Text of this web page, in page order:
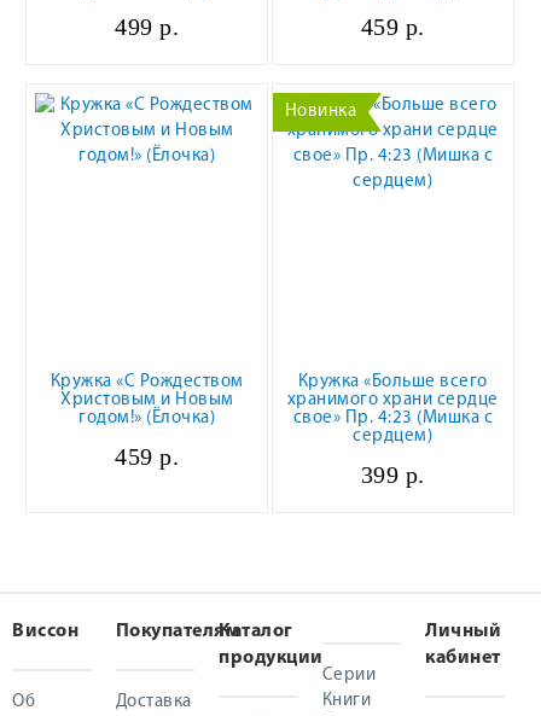
499 р. 459 р.
Кружка «С Рождеством
Христовым и Новым
годом!» (Ёлочка)
459 р.
Новинка
Кружка «Больше всего
хранимого храни сердце
свое» Пр. 4:23 (Мишка с
сердцем)
399 р.
Виссон
Об
Покупателям
Доставка
Каталог
продукции
Серии
Книги
Личный
кабинет